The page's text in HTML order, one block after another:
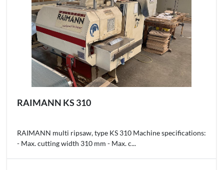
RAIMANN KS 310
RAIMANN multi ripsaw, type KS 310 Machine specifications:
- Max. cutting width 310 mm - Max. c...